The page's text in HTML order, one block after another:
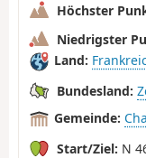
Höchster
Niedrigster
Land:
Bundesland:
Gemeinde:
Start/Ziel: N